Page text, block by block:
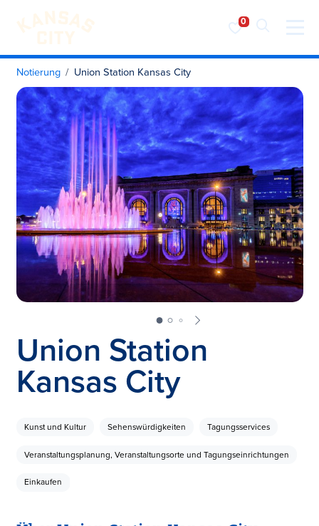
Besuchen Sie KC
Zum Inhalt springen
Notierung Union Station Kansas City
Union Station
Kansas City
Kunst und Kultur Sehenswürdigkeiten Tagungsservices
Veranstaltungsplanung, Veranstaltungsorte und Tagungseinrichtungen
Einkaufen